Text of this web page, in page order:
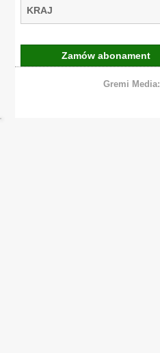
KRAJ
Zamów abonament
Gremi Media: